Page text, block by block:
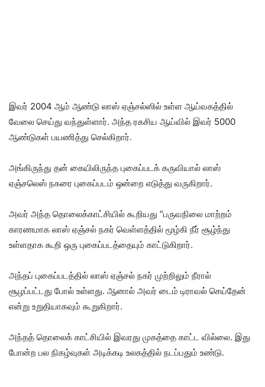
இவர் 2004 ஆம் ஆண்டு லாஸ் ஏஞ்சல்ஸில் உள்ள ஆய்வகத்தில்
வேலை செய்து வந்துள்ளார். அந்த ரகசிய ஆய்வில் இவர் 5000
ஆண்டுகள் பயணித்து செல்கிறார்.
அங்கிருந்து தன் கையிலிருந்த புகைப்படக் கருவியால் லாஸ்
ஏஞ்சலெஸ் நகரை புகைப்படம் ஒன்றை எடுத்து வருகிறார்.
அவர் அந்த தொலைக்காட்சியில் கூறியது “பருவநிலை மாற்றம்
காரணமாக லாஸ் ஏஞ்சல் நகர் வெள்ளத்தில் மூழ்கி நீர் சூழ்ந்து
உள்ளதாக கூறி ஒரு புகைப்படத்தையும் காட்டுகிறார்.
அந்தப் புகைப்படத்தில் லாஸ் ஏஞ்சல் நகர் முற்றிலும் நீரால்
சூழப்பட்டது போல் உள்ளது. ஆனால் அவர் டைம் டிராவல் செய்தேன்
என்று உறுதியாகவும் கூறுகிறார்.
அந்தத் தொலைக் காட்சியில் இவரது முகத்தை காட்ட வில்லை. இது
போன்ற பல நிகழ்வுகள் அடிக்கடி உலகத்தில் நடப்பதும் உண்டு.